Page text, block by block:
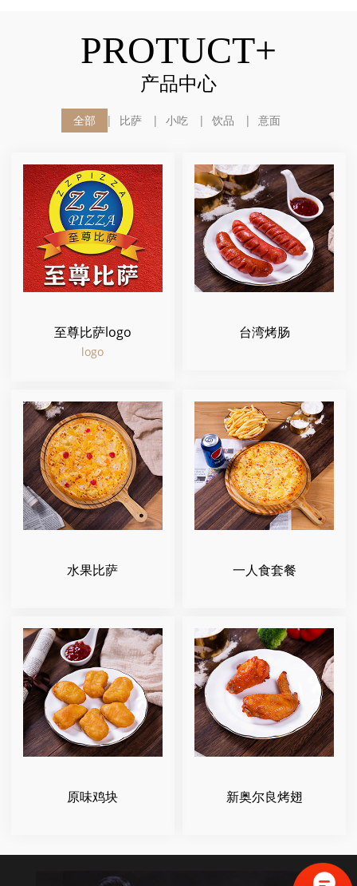
PROTUCT+
产品中心
全部 比萨 小吃 饮品 意面
至尊比萨logo
logo
台湾烤肠
水果比萨 一人食套餐
原味鸡块 新奥尔良烤翅